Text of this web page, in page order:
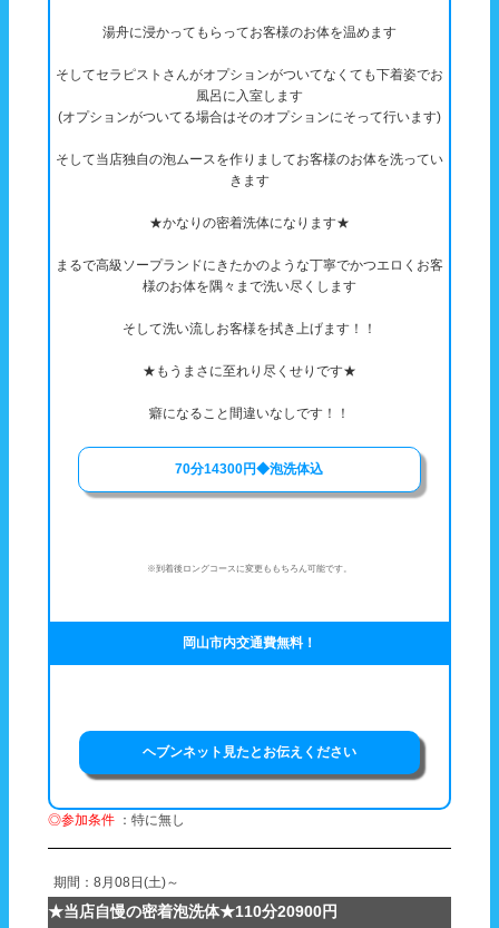
湯舟に浸かってもらってお客様のお体を温めます
そしてセラピストさんがオプションがついてなくても下着姿でお
風呂に入室します
(オプションがついてる場合はそのオプションにそって行います)
そして当店独自の泡ムースを作りましてお客様のお体を洗ってい
きます
★かなりの密着洗体になります★
まるで高級ソープランドにきたかのような丁寧でかつエロくお客
様のお体を隅々まで洗い尽くします
そして洗い流しお客様を拭き上げます！！
★もうまさに至れり尽くせりです★
癖になること間違いなしです！！
70分14300円◆泡洗体込
※到着後ロングコースに変更ももちろん可能です。
岡山市内交通費無料！
ヘブンネット見たとお伝えください
◎参加条件 ：特に無し
期間：8月08日(土)～
★当店自慢の密着泡洗体★110分20900円